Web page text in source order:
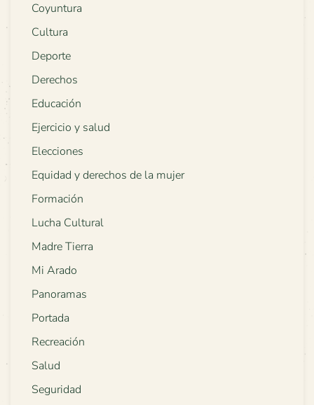
Coyuntura
Cultura
Deporte
Derechos
Educación
Ejercicio y salud
Elecciones
Equidad y derechos de la mujer
Formación
Lucha Cultural
Madre Tierra
Mi Arado
Panoramas
Portada
Recreación
Salud
Seguridad